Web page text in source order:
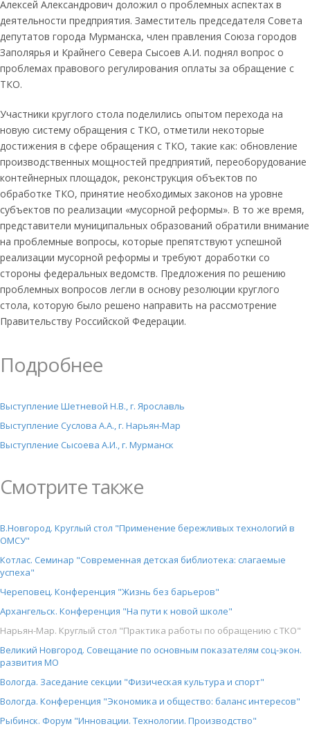
Алексей Александрович доложил о проблемных аспектах в
деятельности предприятия. Заместитель председателя Совета
депутатов города Мурманска, член правления Союза городов
Заполярья и Крайнего Севера Сысоев А.И. поднял вопрос о
проблемах правового регулирования оплаты за обращение с
ТКО.
Участники круглого стола поделились опытом перехода на
новую систему обращения с ТКО, отметили некоторые
достижения в сфере обращения с ТКО, такие как: обновление
производственных мощностей предприятий, переоборудование
контейнерных площадок, реконструкция объектов по
обработке ТКО, принятие необходимых законов на уровне
субъектов по реализации «мусорной реформы». В то же время,
представители муниципальных образований обратили внимание
на проблемные вопросы, которые препятствуют успешной
реализации мусорной реформы и требуют доработки со
стороны федеральных ведомств. Предложения по решению
проблемных вопросов легли в основу резолюции круглого
стола, которую было решено направить на рассмотрение
Правительству Российской Федерации.
Подробнее
Выступление Шетневой Н.В., г. Ярославль
Выступление Суслова А.А., г. Нарьян-Мар
Выступление Сысоева А.И., г. Мурманск
Смотрите также
В.Новгород. Круглый стол "Применение бережливых технологий в
ОМСУ"
Котлас. Семинар "Современная детская библиотека: слагаемые
успеха"
Череповец. Конференция "Жизнь без барьеров"
Архангельск. Конференция "На пути к новой школе"
Нарьян-Мар. Круглый стол "Практика работы по обращению с ТКО"
Великий Новгород. Совещание по основным показателям соц-экон.
развития МО
Вологда. Заседание секции "Физическая культура и спорт"
Вологда. Конференция "Экономика и общество: баланс интересов"
Рыбинск. Форум "Инновации. Технологии. Производство"